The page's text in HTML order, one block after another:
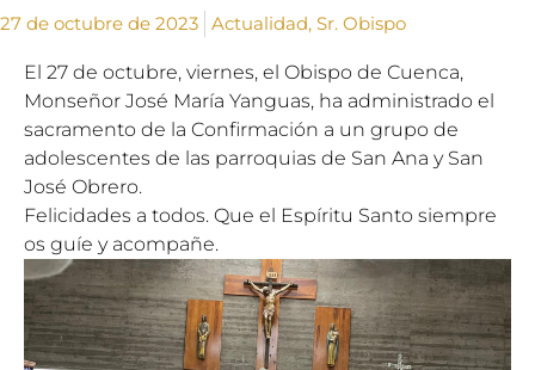
27 de octubre de 2023 Actualidad, Sr. Obispo
El 27 de octubre, viernes, el Obispo de Cuenca,
Monseñor José María Yanguas, ha administrado el
sacramento de la Confirmación a un grupo de
adolescentes de las parroquias de San Ana y San
José Obrero.
Felicidades a todos. Que el Espíritu Santo siempre
os guíe y acompañe.